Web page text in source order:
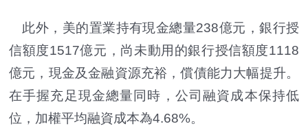
此外，美的置業持有現金總量238億元，銀行授
信額度1517億元，尚未動用的銀行授信額度1118
億元，現金及金融資源充裕，償債能力大幅提升。
在手握充足現金總量同時，公司融資成本保持低
位，加權平均融資成本為4.68%。